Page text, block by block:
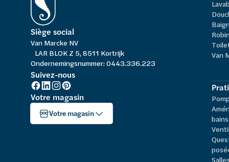
Siège social
Van Marcke NV
LAR BLOK Z 5, 8511 Kortrijk
Ondernemingsnummer: 0443.336.223
Suivez-nous
Votre magasin
Votre magasin
Van
bains